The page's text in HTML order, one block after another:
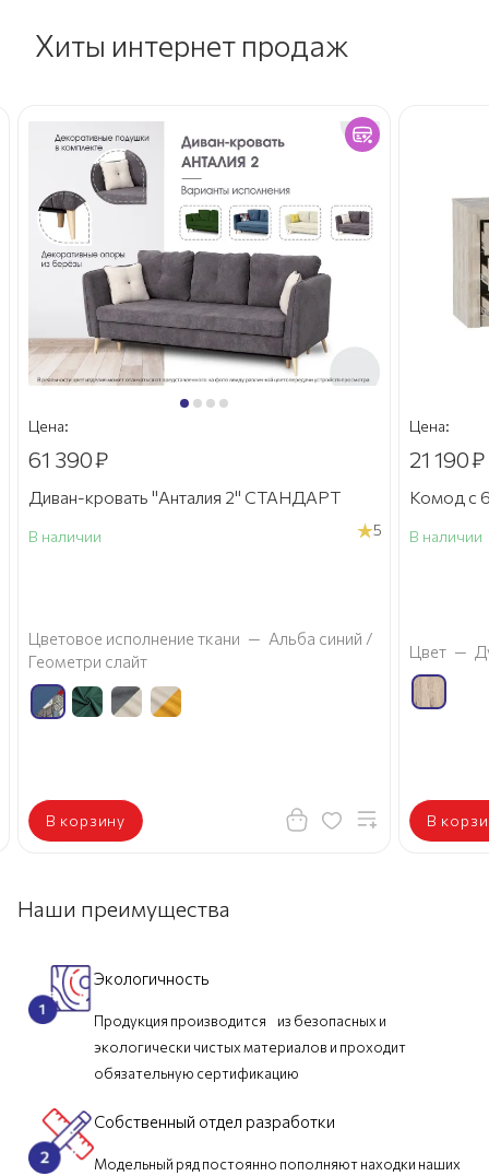
Хиты интернет продаж
Цена:
61 390₽
Диван-кровать "Анталия 2" СТАНДАРТ
В наличии 5
Цветовое исполнение ткани — Альба синий /
Геометри слайт
В корзину
Цена:
21 190₽
Комод с
В наличии
Цвет —
В
Наши преимущества
Экологичность
Продукция производится из безопасных и
экологически чистых материалов и проходит
обязательную сертификацию
Собственный отдел разработки
Модельный ряд постоянно пополняют находки наших